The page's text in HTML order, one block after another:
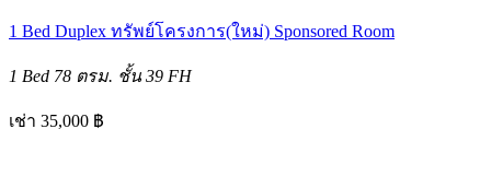
1 Bed Duplex ทรัพย์โครงการ(ใหม่) Sponsored Room
1 Bed 78 ตรม. ชั้น 39 FH
เช่า 35,000 ฿